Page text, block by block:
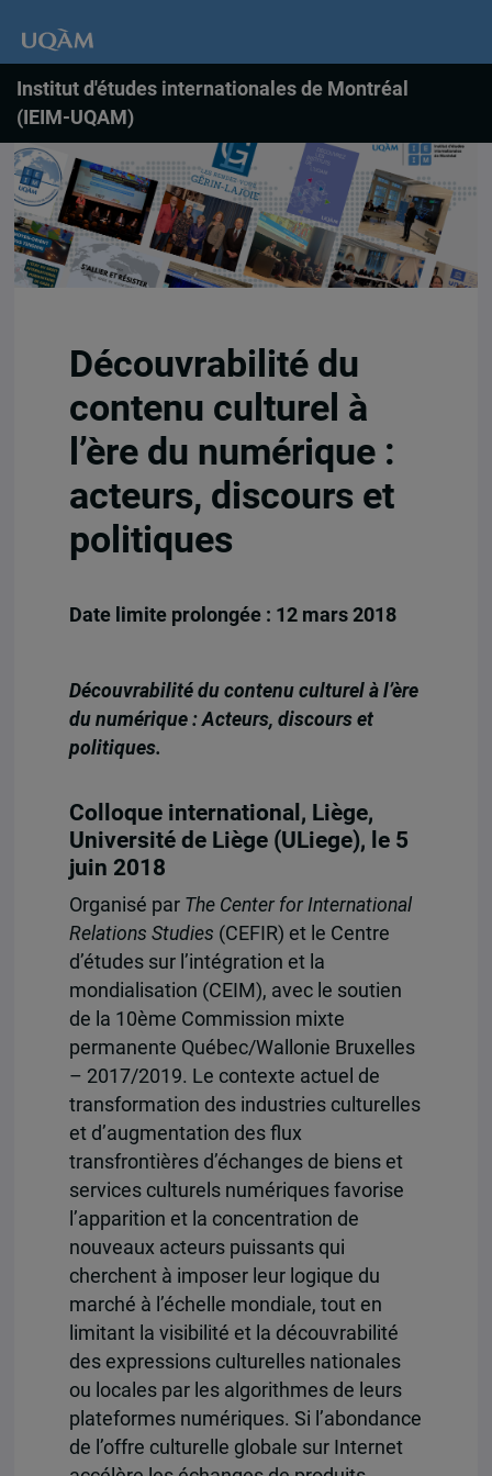
Institut d'études internationales de Montréal
(IEIM-UQAM)
Découvrabilité du
contenu culturel à
l’ère du numérique :
acteurs, discours et
politiques
Date limite prolongée : 12 mars 2018
Découvrabilité du contenu culturel à l’ère
du numérique : Acteurs, discours et
politiques.
Colloque international, Liège,
Université de Liège (ULiege), le 5
juin 2018
Organisé par The Center for International
Relations Studies (CEFIR) et le Centre
d’études sur l’intégration et la
mondialisation (CEIM), avec le soutien
de la 10ème Commission mixte
permanente Québec/Wallonie Bruxelles
– 2017/2019. Le contexte actuel de
transformation des industries culturelles
et d’augmentation des flux
transfrontières d’échanges de biens et
services culturels numériques favorise
l’apparition et la concentration de
nouveaux acteurs puissants qui
cherchent à imposer leur logique du
marché à l’échelle mondiale, tout en
limitant la visibilité et la découvrabilité
des expressions culturelles nationales
ou locales par les algorithmes de leurs
plateformes numériques. Si l’abondance
de l’offre culturelle globale sur Internet